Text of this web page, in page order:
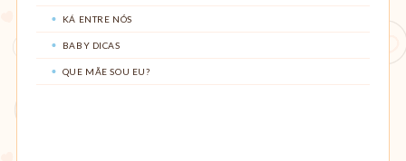
KÁ ENTRE NÓS
BABY DICAS
QUE MÃE SOU EU?